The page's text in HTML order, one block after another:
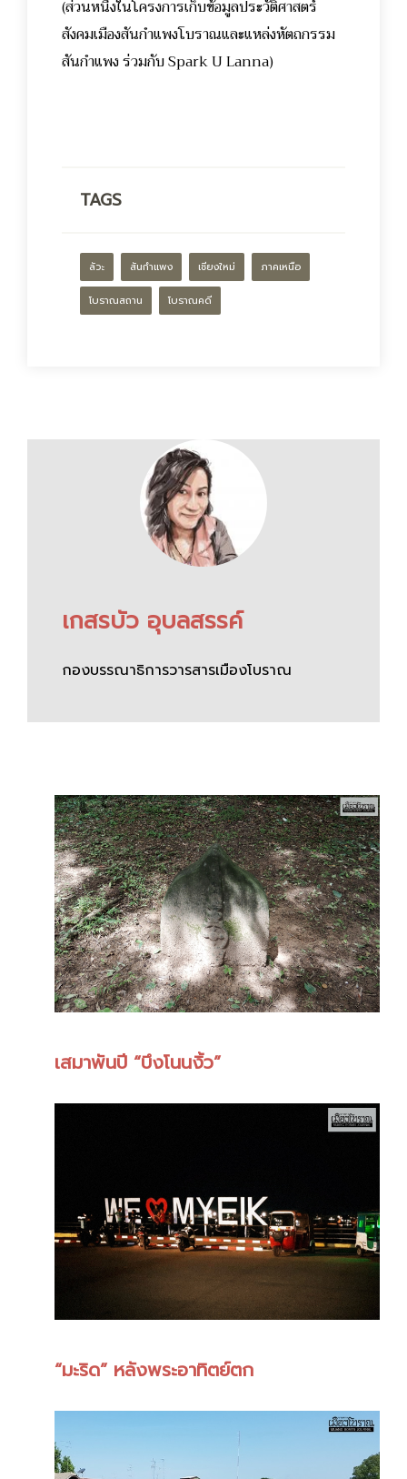
(ส่วนหนึ่งในโครงการเก็บข้อมูลประวัติศาสตร์
สังคมเมืองสันกำแพงโบราณและแหล่งหัตถกรรม
สันกำแพง ร่วมกับ Spark U Lanna)
TAGS
ลัวะ สันกำแพง เชียงใหม่ ภาคเหนือ
โบราณสถาน โบราณคดี
เกสรบัว อุบลสรรค์
กองบรรณาธิการวารสารเมืองโบราณ
เสมาพันปี “บึงโนนงิ้ว”
“มะริด” หลังพระอาทิตย์ตก